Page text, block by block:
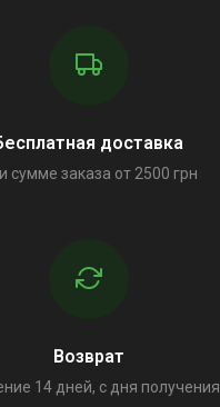
доставка
сумме заказа от 2500 грн
Возврат
14 дней, с дня получения